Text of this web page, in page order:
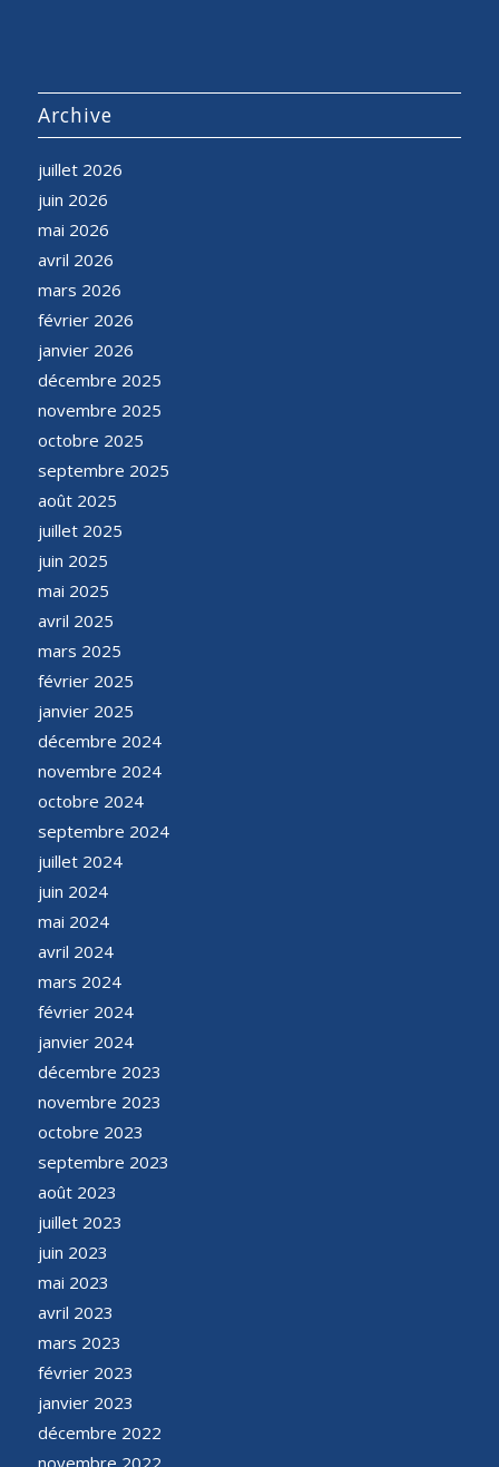
Archive
juillet 2026
juin 2026
mai 2026
avril 2026
mars 2026
février 2026
janvier 2026
décembre 2025
novembre 2025
octobre 2025
septembre 2025
août 2025
juillet 2025
juin 2025
mai 2025
avril 2025
mars 2025
février 2025
janvier 2025
décembre 2024
novembre 2024
octobre 2024
septembre 2024
juillet 2024
juin 2024
mai 2024
avril 2024
mars 2024
février 2024
janvier 2024
décembre 2023
novembre 2023
octobre 2023
septembre 2023
août 2023
juillet 2023
juin 2023
mai 2023
avril 2023
mars 2023
février 2023
janvier 2023
décembre 2022
novembre 2022